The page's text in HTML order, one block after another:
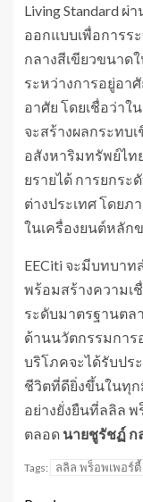
Living Standard
ออกแบบเพื่อการร
กลางสีเขียวขนาด
ระหว่างการอยู่อา
อาศัย โดยเชื่อว่าใ
จะสร้างผลกระทบ
อสังหาริมทรัพย์ไท
ยรายได้ การยกระ
ต่างประเทศ โดย
ในเครื่องยนต์หลัก
EECiti จะมีบทบา
พร้อมสร้างความเ
ระดับมาตรฐานต
ด้านนวัตกรรมการ
บริโภคจะได้รับป
ชีวิตที่ดียิ่งขึ้นในทุ
อย่างยั่งยืนที่ลลิล
ตลอด นายชูรัชฏ์ ก
Tags: ลลิล พร็อพเพอร์ตี้